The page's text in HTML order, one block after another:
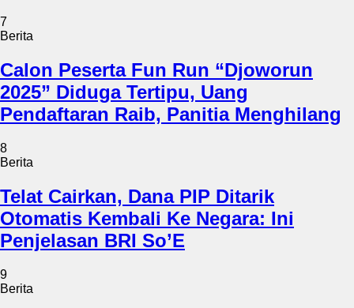
7
Berita
Calon Peserta Fun Run “Djoworun
2025” Diduga Tertipu, Uang
Pendaftaran Raib, Panitia Menghilang
8
Berita
Telat Cairkan, Dana PIP Ditarik
Otomatis Kembali Ke Negara: Ini
Penjelasan BRI So’E
9
Berita